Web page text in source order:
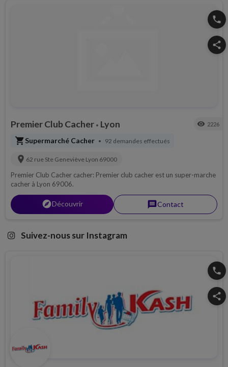
phone
share
Premier Club Cacher • Lyon visibility 2226
shopping_cartSupermarché Cacher • 92 demandes effectués
location_on 62 rue Ste Geneviève Lyon 69000
Premier Club Cacher cacher: Premier club cacher est un super-marche
cacher à Lyon 69006.
explorerDécouvrir messageContact
Suivez-nous sur Instagram
phone
share